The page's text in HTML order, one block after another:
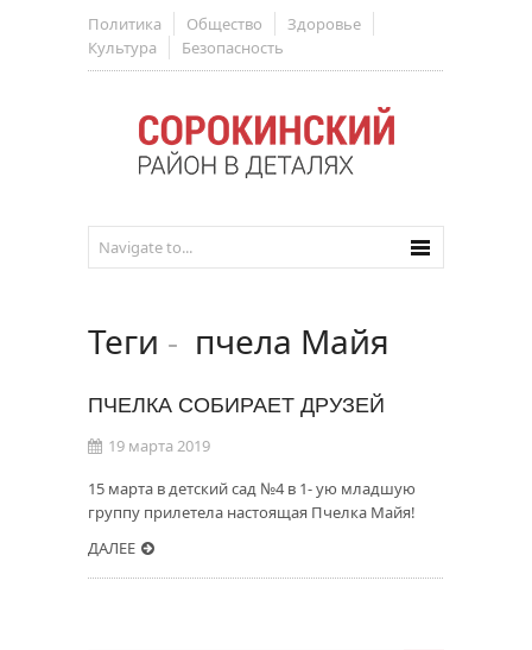
Политика Общество
Здоровье
Культура
Безопасность
Теги - пчела Майя
ПЧЕЛКА СОБИРАЕТ ДРУЗЕЙ
19 марта 2019
15 марта в детский сад №4 в 1- ую младшую
группу прилетела настоящая Пчелка Майя!
ДАЛЕЕ